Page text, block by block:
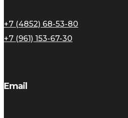
+7 (4852) 68-53-80
+7 (961) 153-67-30
Email